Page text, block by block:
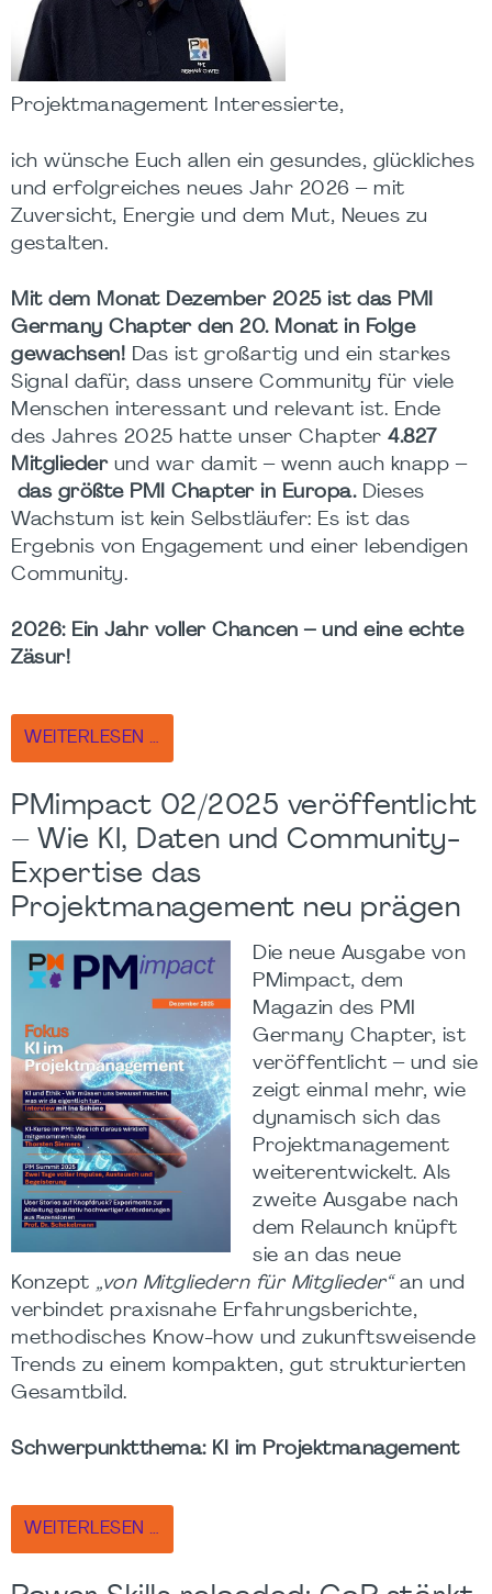
Projektmanagement Interessierte,
ich wünsche Euch allen ein gesundes, glückliches
und erfolgreiches neues Jahr 2026 – mit
Zuversicht, Energie und dem Mut, Neues zu
gestalten.
Mit dem Monat Dezember 2025 ist das PMI
Germany Chapter den 20. Monat in Folge
gewachsen! Das ist großartig und ein starkes
Signal dafür, dass unsere Community für viele
Menschen interessant und relevant ist. Ende
des Jahres 2025 hatte unser Chapter 4.827
Mitgliederund war damit – wenn auch knapp –
das größte PMI Chapter in Europa.Dieses
Wachstum ist kein Selbstläufer: Es ist das
Ergebnis von Engagement und einer lebendigen
Community.
2026: Ein Jahr voller Chancen – und eine echte
Zäsur!
WEITERLESEN …
PMimpact 02/2025 veröffentlicht
– Wie KI, Daten und Community-
Expertise das
Projektmanagement neu prägen
Die neue Ausgabe von
PMimpact, dem
Magazin des PMI
Germany Chapter, ist
veröffentlicht – und sie
zeigt einmal mehr, wie
dynamisch sich das
Projektmanagement
weiterentwickelt. Als
zweite Ausgabe nach
dem Relaunch knüpft
sie an das neue
Konzept „von Mitgliedern für Mitglieder“an und
verbindet praxisnahe Erfahrungsberichte,
methodisches Know-how und zukunftsweisende
Trends zu einem kompakten, gut strukturierten
Gesamtbild.
Schwerpunktthema: KI im Projektmanagement
WEITERLESEN …